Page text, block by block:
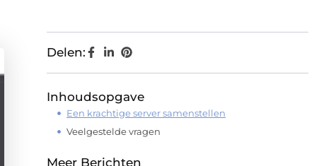
Delen:
Inhoudsopgave
Een krachtige server samenstellen
Veelgestelde vragen
Meer Berichten